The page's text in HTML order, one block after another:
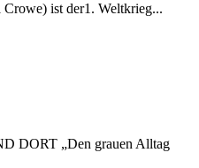
Crowe) ist der1. Weltkrieg...
DORT „Den grauen Alltag